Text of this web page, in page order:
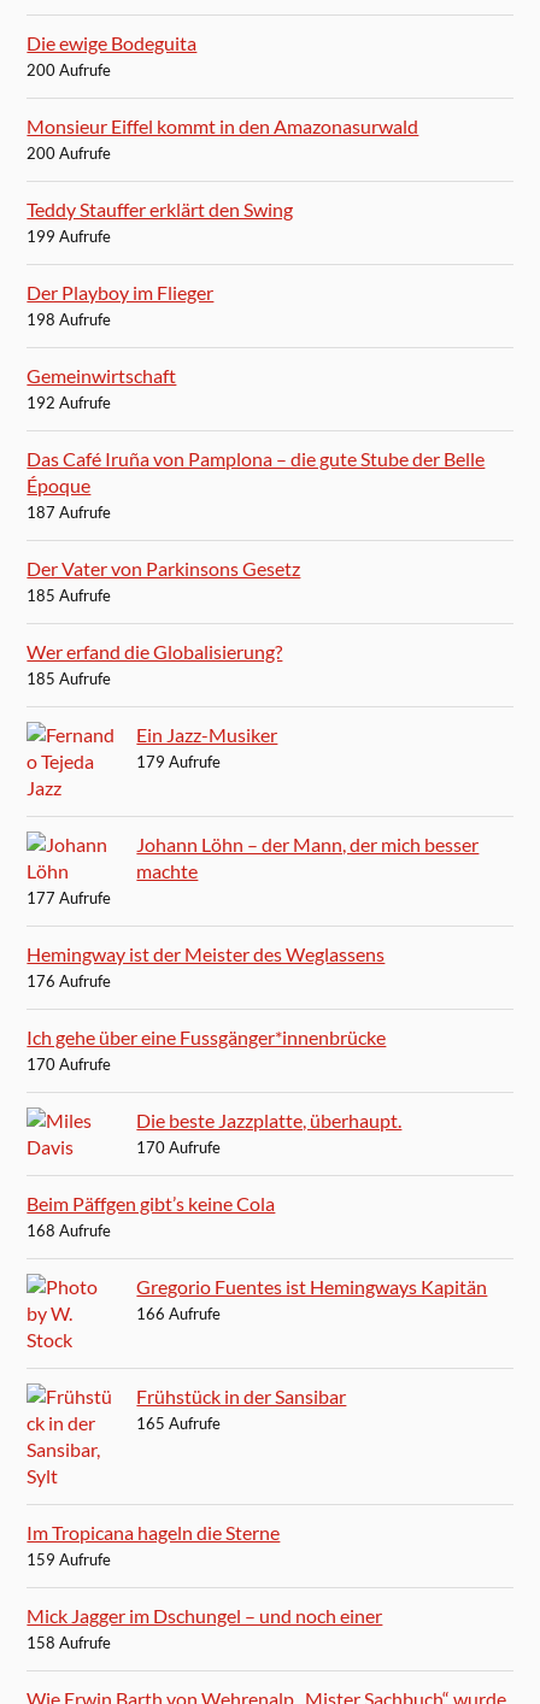
Die ewige Bodeguita
200 Aufrufe
Monsieur Eiffel kommt in den Amazonasurwald
200 Aufrufe
Teddy Stauffer erklärt den Swing
199 Aufrufe
Der Playboy im Flieger
198 Aufrufe
Gemeinwirtschaft
192 Aufrufe
Das Café Iruña von Pamplona – die gute Stube der Belle
Époque
187 Aufrufe
Der Vater von Parkinsons Gesetz
185 Aufrufe
Wer erfand die Globalisierung?
185 Aufrufe
Ein Jazz-Musiker
179 Aufrufe
Johann Löhn – der Mann, der mich besser
machte
177 Aufrufe
Hemingway ist der Meister des Weglassens
176 Aufrufe
Ich gehe über eine Fussgänger*innenbrücke
170 Aufrufe
Die beste Jazzplatte, überhaupt.
170 Aufrufe
Beim Päffgen gibt’s keine Cola
168 Aufrufe
Gregorio Fuentes ist Hemingways Kapitän
166 Aufrufe
Frühstück in der Sansibar
165 Aufrufe
Im Tropicana hageln die Sterne
159 Aufrufe
Mick Jagger im Dschungel – und noch einer
158 Aufrufe
Wie Erwin Barth von Wehrenalp „Mister Sachbuch“ wurde